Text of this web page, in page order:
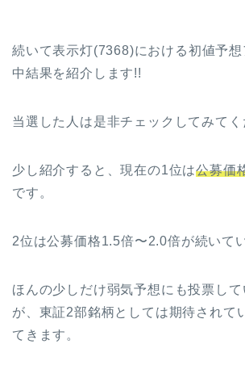
続いて表示灯(7368)における初値予
中結果を紹介します!!
当選した人は是非チェックしてみてく
少し紹介すると、現在の1位は公募価
です。
2位は公募価格1.5倍〜2.0倍が続いて
ほんの少しだけ弱気予想にも投票し
が、東証2部銘柄としては期待されて
てきます。